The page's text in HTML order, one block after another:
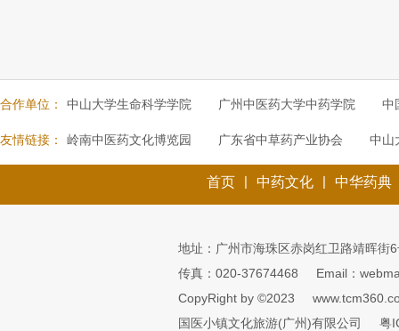
合作单位： 中山大学生命科学学院 广州中医药大学中药学院 中
友情链接： 岭南中医药文化博览园 广东省中草药产业协会 中山
首页 | 中药文化 | 中华药典
地址：广州市海珠区赤岗红卫路靖晖街
传真：020-37674468
Email：
CopyRight by ©2023
国医小镇文化旅游(广州)有限公司
粤